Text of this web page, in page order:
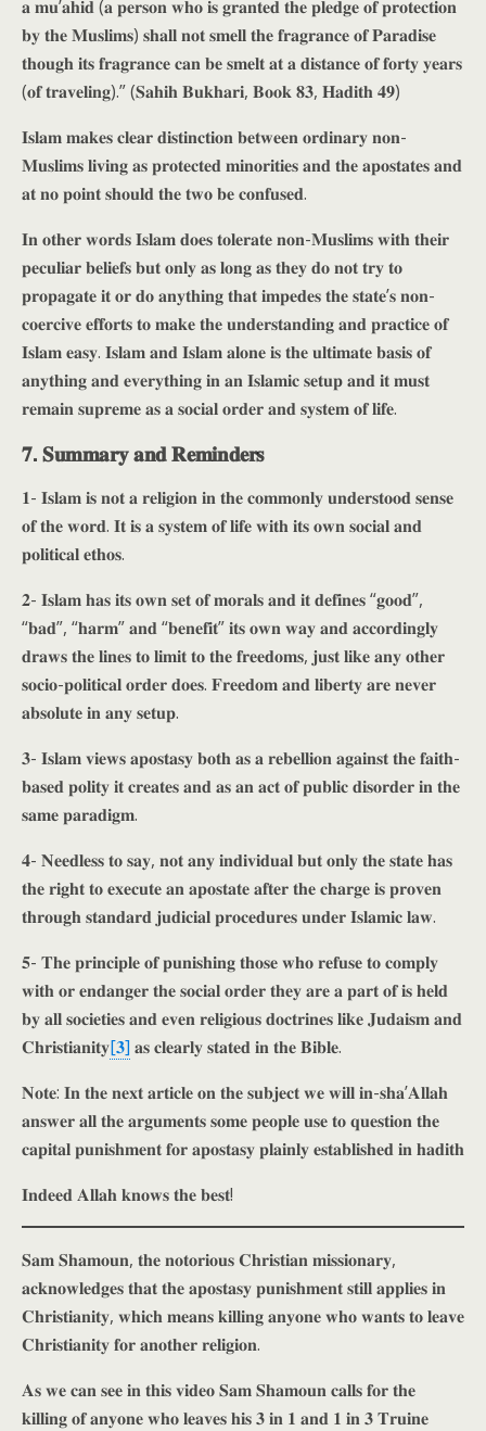
𝐚 𝐦𝐮’𝐚𝐡𝐢𝐝 (𝐚 𝐩𝐞𝐫𝐬𝐨𝐧 𝐰𝐡𝐨 𝐢𝐬 𝐠𝐫𝐚𝐧𝐭𝐞𝐝 𝐭𝐡𝐞 𝐩𝐥𝐞𝐝𝐠𝐞 𝐨𝐟 𝐩𝐫𝐨𝐭𝐞𝐜𝐭𝐢𝐨𝐧
𝐛𝐲 𝐭𝐡𝐞 𝐌𝐮𝐬𝐥𝐢𝐦𝐬) 𝐬𝐡𝐚𝐥𝐥 𝐧𝐨𝐭 𝐬𝐦𝐞𝐥𝐥 𝐭𝐡𝐞 𝐟𝐫𝐚𝐠𝐫𝐚𝐧𝐜𝐞 𝐨𝐟 𝐏𝐚𝐫𝐚𝐝𝐢𝐬𝐞
𝐭𝐡𝐨𝐮𝐠𝐡 𝐢𝐭𝐬 𝐟𝐫𝐚𝐠𝐫𝐚𝐧𝐜𝐞 𝐜𝐚𝐧 𝐛𝐞 𝐬𝐦𝐞𝐥𝐭 𝐚𝐭 𝐚 𝐝𝐢𝐬𝐭𝐚𝐧𝐜𝐞 𝐨𝐟 𝐟𝐨𝐫𝐭𝐲 𝐲𝐞𝐚𝐫𝐬
(𝐨𝐟 𝐭𝐫𝐚𝐯𝐞𝐥𝐢𝐧𝐠).” (𝐒𝐚𝐡𝐢𝐡 𝐁𝐮𝐤𝐡𝐚𝐫𝐢, 𝐁𝐨𝐨𝐤 𝟖𝟑, 𝐇𝐚𝐝𝐢𝐭𝐡 𝟒𝟗)
𝐈𝐬𝐥𝐚𝐦 𝐦𝐚𝐤𝐞𝐬 𝐜𝐥𝐞𝐚𝐫 𝐝𝐢𝐬𝐭𝐢𝐧𝐜𝐭𝐢𝐨𝐧 𝐛𝐞𝐭𝐰𝐞𝐞𝐧 𝐨𝐫𝐝𝐢𝐧𝐚𝐫𝐲 𝐧𝐨𝐧-
𝐌𝐮𝐬𝐥𝐢𝐦𝐬 𝐥𝐢𝐯𝐢𝐧𝐠 𝐚𝐬 𝐩𝐫𝐨𝐭𝐞𝐜𝐭𝐞𝐝 𝐦𝐢𝐧𝐨𝐫𝐢𝐭𝐢𝐞𝐬 𝐚𝐧𝐝 𝐭𝐡𝐞 𝐚𝐩𝐨𝐬𝐭𝐚𝐭𝐞𝐬 𝐚𝐧𝐝
𝐚𝐭 𝐧𝐨 𝐩𝐨𝐢𝐧𝐭 𝐬𝐡𝐨𝐮𝐥𝐝 𝐭𝐡𝐞 𝐭𝐰𝐨 𝐛𝐞 𝐜𝐨𝐧𝐟𝐮𝐬𝐞𝐝.
𝐈𝐧 𝐨𝐭𝐡𝐞𝐫 𝐰𝐨𝐫𝐝𝐬 𝐈𝐬𝐥𝐚𝐦 𝐝𝐨𝐞𝐬 𝐭𝐨𝐥𝐞𝐫𝐚𝐭𝐞 𝐧𝐨𝐧-𝐌𝐮𝐬𝐥𝐢𝐦𝐬 𝐰𝐢𝐭𝐡 𝐭𝐡𝐞𝐢𝐫
𝐩𝐞𝐜𝐮𝐥𝐢𝐚𝐫 𝐛𝐞𝐥𝐢𝐞𝐟𝐬 𝐛𝐮𝐭 𝐨𝐧𝐥𝐲 𝐚𝐬 𝐥𝐨𝐧𝐠 𝐚𝐬 𝐭𝐡𝐞𝐲 𝐝𝐨 𝐧𝐨𝐭 𝐭𝐫𝐲 𝐭𝐨
𝐩𝐫𝐨𝐩𝐚𝐠𝐚𝐭𝐞 𝐢𝐭 𝐨𝐫 𝐝𝐨 𝐚𝐧𝐲𝐭𝐡𝐢𝐧𝐠 𝐭𝐡𝐚𝐭 𝐢𝐦𝐩𝐞𝐝𝐞𝐬 𝐭𝐡𝐞 𝐬𝐭𝐚𝐭𝐞’𝐬 𝐧𝐨𝐧-
𝐜𝐨𝐞𝐫𝐜𝐢𝐯𝐞 𝐞𝐟𝐟𝐨𝐫𝐭𝐬 𝐭𝐨 𝐦𝐚𝐤𝐞 𝐭𝐡𝐞 𝐮𝐧𝐝𝐞𝐫𝐬𝐭𝐚𝐧𝐝𝐢𝐧𝐠 𝐚𝐧𝐝 𝐩𝐫𝐚𝐜𝐭𝐢𝐜𝐞 𝐨𝐟
𝐈𝐬𝐥𝐚𝐦 𝐞𝐚𝐬𝐲. 𝐈𝐬𝐥𝐚𝐦 𝐚𝐧𝐝 𝐈𝐬𝐥𝐚𝐦 𝐚𝐥𝐨𝐧𝐞 𝐢𝐬 𝐭𝐡𝐞 𝐮𝐥𝐭𝐢𝐦𝐚𝐭𝐞 𝐛𝐚𝐬𝐢𝐬 𝐨𝐟
𝐚𝐧𝐲𝐭𝐡𝐢𝐧𝐠 𝐚𝐧𝐝 𝐞𝐯𝐞𝐫𝐲𝐭𝐡𝐢𝐧𝐠 𝐢𝐧 𝐚𝐧 𝐈𝐬𝐥𝐚𝐦𝐢𝐜 𝐬𝐞𝐭𝐮𝐩 𝐚𝐧𝐝 𝐢𝐭 𝐦𝐮𝐬𝐭
𝐫𝐞𝐦𝐚𝐢𝐧 𝐬𝐮𝐩𝐫𝐞𝐦𝐞 𝐚𝐬 𝐚 𝐬𝐨𝐜𝐢𝐚𝐥 𝐨𝐫𝐝𝐞𝐫 𝐚𝐧𝐝 𝐬𝐲𝐬𝐭𝐞𝐦 𝐨𝐟 𝐥𝐢𝐟𝐞.
𝟕. 𝐒𝐮𝐦𝐦𝐚𝐫𝐲 𝐚𝐧𝐝 𝐑𝐞𝐦𝐢𝐧𝐝𝐞𝐫𝐬
𝟏- 𝐈𝐬𝐥𝐚𝐦 𝐢𝐬 𝐧𝐨𝐭 𝐚 𝐫𝐞𝐥𝐢𝐠𝐢𝐨𝐧 𝐢𝐧 𝐭𝐡𝐞 𝐜𝐨𝐦𝐦𝐨𝐧𝐥𝐲 𝐮𝐧𝐝𝐞𝐫𝐬𝐭𝐨𝐨𝐝 𝐬𝐞𝐧𝐬𝐞
𝐨𝐟 𝐭𝐡𝐞 𝐰𝐨𝐫𝐝. 𝐈𝐭 𝐢𝐬 𝐚 𝐬𝐲𝐬𝐭𝐞𝐦 𝐨𝐟 𝐥𝐢𝐟𝐞 𝐰𝐢𝐭𝐡 𝐢𝐭𝐬 𝐨𝐰𝐧 𝐬𝐨𝐜𝐢𝐚𝐥 𝐚𝐧𝐝
𝐩𝐨𝐥𝐢𝐭𝐢𝐜𝐚𝐥 𝐞𝐭𝐡𝐨𝐬.
𝟐- 𝐈𝐬𝐥𝐚𝐦 𝐡𝐚𝐬 𝐢𝐭𝐬 𝐨𝐰𝐧 𝐬𝐞𝐭 𝐨𝐟 𝐦𝐨𝐫𝐚𝐥𝐬 𝐚𝐧𝐝 𝐢𝐭 𝐝𝐞𝐟𝐢𝐧𝐞𝐬 “𝐠𝐨𝐨𝐝”,
“𝐛𝐚𝐝”, “𝐡𝐚𝐫𝐦” 𝐚𝐧𝐝 “𝐛𝐞𝐧𝐞𝐟𝐢𝐭” 𝐢𝐭𝐬 𝐨𝐰𝐧 𝐰𝐚𝐲 𝐚𝐧𝐝 𝐚𝐜𝐜𝐨𝐫𝐝𝐢𝐧𝐠𝐥𝐲
𝐝𝐫𝐚𝐰𝐬 𝐭𝐡𝐞 𝐥𝐢𝐧𝐞𝐬 𝐭𝐨 𝐥𝐢𝐦𝐢𝐭 𝐭𝐨 𝐭𝐡𝐞 𝐟𝐫𝐞𝐞𝐝𝐨𝐦𝐬, 𝐣𝐮𝐬𝐭 𝐥𝐢𝐤𝐞 𝐚𝐧𝐲 𝐨𝐭𝐡𝐞𝐫
𝐬𝐨𝐜𝐢𝐨-𝐩𝐨𝐥𝐢𝐭𝐢𝐜𝐚𝐥 𝐨𝐫𝐝𝐞𝐫 𝐝𝐨𝐞𝐬. 𝐅𝐫𝐞𝐞𝐝𝐨𝐦 𝐚𝐧𝐝 𝐥𝐢𝐛𝐞𝐫𝐭𝐲 𝐚𝐫𝐞 𝐧𝐞𝐯𝐞𝐫
𝐚𝐛𝐬𝐨𝐥𝐮𝐭𝐞 𝐢𝐧 𝐚𝐧𝐲 𝐬𝐞𝐭𝐮𝐩.
𝟑- 𝐈𝐬𝐥𝐚𝐦 𝐯𝐢𝐞𝐰𝐬 𝐚𝐩𝐨𝐬𝐭𝐚𝐬𝐲 𝐛𝐨𝐭𝐡 𝐚𝐬 𝐚 𝐫𝐞𝐛𝐞𝐥𝐥𝐢𝐨𝐧 𝐚𝐠𝐚𝐢𝐧𝐬𝐭 𝐭𝐡𝐞 𝐟𝐚𝐢𝐭𝐡-
𝐛𝐚𝐬𝐞𝐝 𝐩𝐨𝐥𝐢𝐭𝐲 𝐢𝐭 𝐜𝐫𝐞𝐚𝐭𝐞𝐬 𝐚𝐧𝐝 𝐚𝐬 𝐚𝐧 𝐚𝐜𝐭 𝐨𝐟 𝐩𝐮𝐛𝐥𝐢𝐜 𝐝𝐢𝐬𝐨𝐫𝐝𝐞𝐫 𝐢𝐧 𝐭𝐡𝐞
𝐬𝐚𝐦𝐞 𝐩𝐚𝐫𝐚𝐝𝐢𝐠𝐦.
𝟒- 𝐍𝐞𝐞𝐝𝐥𝐞𝐬𝐬 𝐭𝐨 𝐬𝐚𝐲, 𝐧𝐨𝐭 𝐚𝐧𝐲 𝐢𝐧𝐝𝐢𝐯𝐢𝐝𝐮𝐚𝐥 𝐛𝐮𝐭 𝐨𝐧𝐥𝐲 𝐭𝐡𝐞 𝐬𝐭𝐚𝐭𝐞 𝐡𝐚𝐬
𝐭𝐡𝐞 𝐫𝐢𝐠𝐡𝐭 𝐭𝐨 𝐞𝐱𝐞𝐜𝐮𝐭𝐞 𝐚𝐧 𝐚𝐩𝐨𝐬𝐭𝐚𝐭𝐞 𝐚𝐟𝐭𝐞𝐫 𝐭𝐡𝐞 𝐜𝐡𝐚𝐫𝐠𝐞 𝐢𝐬 𝐩𝐫𝐨𝐯𝐞𝐧
𝐭𝐡𝐫𝐨𝐮𝐠𝐡 𝐬𝐭𝐚𝐧𝐝𝐚𝐫𝐝 𝐣𝐮𝐝𝐢𝐜𝐢𝐚𝐥 𝐩𝐫𝐨𝐜𝐞𝐝𝐮𝐫𝐞𝐬 𝐮𝐧𝐝𝐞𝐫 𝐈𝐬𝐥𝐚𝐦𝐢𝐜 𝐥𝐚𝐰.
𝟓- 𝐓𝐡𝐞 𝐩𝐫𝐢𝐧𝐜𝐢𝐩𝐥𝐞 𝐨𝐟 𝐩𝐮𝐧𝐢𝐬𝐡𝐢𝐧𝐠 𝐭𝐡𝐨𝐬𝐞 𝐰𝐡𝐨 𝐫𝐞𝐟𝐮𝐬𝐞 𝐭𝐨 𝐜𝐨𝐦𝐩𝐥𝐲
𝐰𝐢𝐭𝐡 𝐨𝐫 𝐞𝐧𝐝𝐚𝐧𝐠𝐞𝐫 𝐭𝐡𝐞 𝐬𝐨𝐜𝐢𝐚𝐥 𝐨𝐫𝐝𝐞𝐫 𝐭𝐡𝐞𝐲 𝐚𝐫𝐞 𝐚 𝐩𝐚𝐫𝐭 𝐨𝐟 𝐢𝐬 𝐡𝐞𝐥𝐝
𝐛𝐲 𝐚𝐥𝐥 𝐬𝐨𝐜𝐢𝐞𝐭𝐢𝐞𝐬 𝐚𝐧𝐝 𝐞𝐯𝐞𝐧 𝐫𝐞𝐥𝐢𝐠𝐢𝐨𝐮𝐬 𝐝𝐨𝐜𝐭𝐫𝐢𝐧𝐞𝐬 𝐥𝐢𝐤𝐞 𝐉𝐮𝐝𝐚𝐢𝐬𝐦 𝐚𝐧𝐝
𝐂𝐡𝐫𝐢𝐬𝐭𝐢𝐚𝐧𝐢𝐭𝐲[𝟑] 𝐚𝐬 𝐜𝐥𝐞𝐚𝐫𝐥𝐲 𝐬𝐭𝐚𝐭𝐞𝐝 𝐢𝐧 𝐭𝐡𝐞 𝐁𝐢𝐛𝐥𝐞.
𝐍𝐨𝐭𝐞: 𝐈𝐧 𝐭𝐡𝐞 𝐧𝐞𝐱𝐭 𝐚𝐫𝐭𝐢𝐜𝐥𝐞 𝐨𝐧 𝐭𝐡𝐞 𝐬𝐮𝐛𝐣𝐞𝐜𝐭 𝐰𝐞 𝐰𝐢𝐥𝐥 𝐢𝐧-𝐬𝐡𝐚’𝐀𝐥𝐥𝐚𝐡
𝐚𝐧𝐬𝐰𝐞𝐫 𝐚𝐥𝐥 𝐭𝐡𝐞 𝐚𝐫𝐠𝐮𝐦𝐞𝐧𝐭𝐬 𝐬𝐨𝐦𝐞 𝐩𝐞𝐨𝐩𝐥𝐞 𝐮𝐬𝐞 𝐭𝐨 𝐪𝐮𝐞𝐬𝐭𝐢𝐨𝐧 𝐭𝐡𝐞
𝐜𝐚𝐩𝐢𝐭𝐚𝐥 𝐩𝐮𝐧𝐢𝐬𝐡𝐦𝐞𝐧𝐭 𝐟𝐨𝐫 𝐚𝐩𝐨𝐬𝐭𝐚𝐬𝐲 𝐩𝐥𝐚𝐢𝐧𝐥𝐲 𝐞𝐬𝐭𝐚𝐛𝐥𝐢𝐬𝐡𝐞𝐝 𝐢𝐧 𝐡𝐚𝐝𝐢𝐭𝐡
𝐈𝐧𝐝𝐞𝐞𝐝 𝐀𝐥𝐥𝐚𝐡 𝐤𝐧𝐨𝐰𝐬 𝐭𝐡𝐞 𝐛𝐞𝐬𝐭!
𝐒𝐚𝐦 𝐒𝐡𝐚𝐦𝐨𝐮𝐧, 𝐭𝐡𝐞 𝐧𝐨𝐭𝐨𝐫𝐢𝐨𝐮𝐬 𝐂𝐡𝐫𝐢𝐬𝐭𝐢𝐚𝐧 𝐦𝐢𝐬𝐬𝐢𝐨𝐧𝐚𝐫𝐲,
𝐚𝐜𝐤𝐧𝐨𝐰𝐥𝐞𝐝𝐠𝐞𝐬 𝐭𝐡𝐚𝐭 𝐭𝐡𝐞 𝐚𝐩𝐨𝐬𝐭𝐚𝐬𝐲 𝐩𝐮𝐧𝐢𝐬𝐡𝐦𝐞𝐧𝐭 𝐬𝐭𝐢𝐥𝐥 𝐚𝐩𝐩𝐥𝐢𝐞𝐬 𝐢𝐧
𝐂𝐡𝐫𝐢𝐬𝐭𝐢𝐚𝐧𝐢𝐭𝐲, 𝐰𝐡𝐢𝐜𝐡 𝐦𝐞𝐚𝐧𝐬 𝐤𝐢𝐥𝐥𝐢𝐧𝐠 𝐚𝐧𝐲𝐨𝐧𝐞 𝐰𝐡𝐨 𝐰𝐚𝐧𝐭𝐬 𝐭𝐨 𝐥𝐞𝐚𝐯𝐞
𝐂𝐡𝐫𝐢𝐬𝐭𝐢𝐚𝐧𝐢𝐭𝐲 𝐟𝐨𝐫 𝐚𝐧𝐨𝐭𝐡𝐞𝐫 𝐫𝐞𝐥𝐢𝐠𝐢𝐨𝐧.
𝐀𝐬 𝐰𝐞 𝐜𝐚𝐧 𝐬𝐞𝐞 𝐢𝐧 𝐭𝐡𝐢𝐬 𝐯𝐢𝐝𝐞𝐨 𝐒𝐚𝐦 𝐒𝐡𝐚𝐦𝐨𝐮𝐧 𝐜𝐚𝐥𝐥𝐬 𝐟𝐨𝐫 𝐭𝐡𝐞
𝐤𝐢𝐥𝐥𝐢𝐧𝐠 𝐨𝐟 𝐚𝐧𝐲𝐨𝐧𝐞 𝐰𝐡𝐨 𝐥𝐞𝐚𝐯𝐞𝐬 𝐡𝐢𝐬 𝟑 𝐢𝐧 𝟏 𝐚𝐧𝐝 𝟏 𝐢𝐧 𝟑 𝐓𝐫𝐮𝐢𝐧𝐞